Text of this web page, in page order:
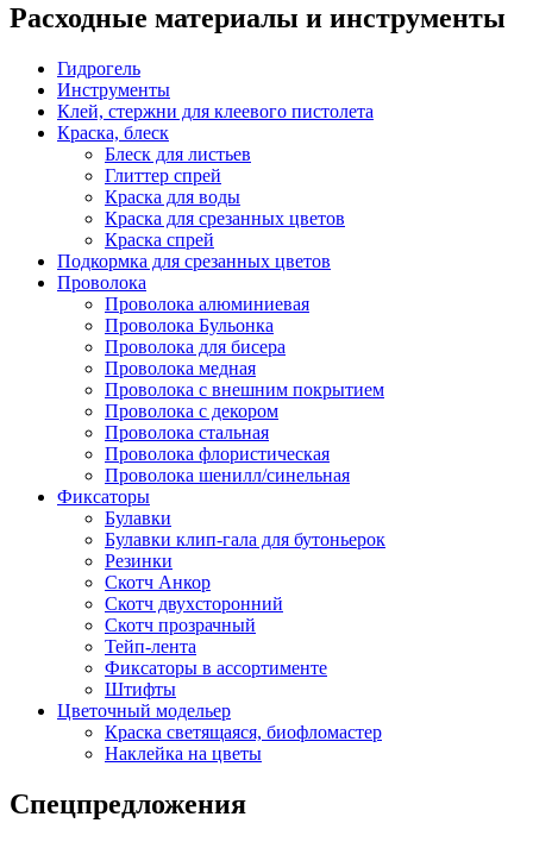
Расходные материалы и инструменты
Гидрогель
Инструменты
Клей, стержни для клеевого пистолета
Краска, блеск
Блеск для листьев
Глиттер спрей
Краска для воды
Краска для срезанных цветов
Краска спрей
Подкормка для срезанных цветов
Проволока
Проволока алюминиевая
Проволока Бульонка
Проволока для бисера
Проволока медная
Проволока с внешним покрытием
Проволока с декором
Проволока стальная
Проволока флористическая
Проволока шенилл/синельная
Фиксаторы
Булавки
Булавки клип-гала для бутоньерок
Резинки
Скотч Анкор
Скотч двухсторонний
Скотч прозрачный
Тейп-лента
Фиксаторы в ассортименте
Штифты
Цветочный модельер
Краска светящаяся, биофломастер
Наклейка на цветы
Спецпредложения